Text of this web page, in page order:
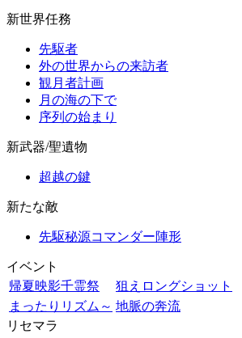
新世界任務
先駆者
外の世界からの来訪者
観月者計画
月の海の下で
序列の始まり
新武器/聖遺物
超越の鍵
新たな敵
先駆秘源コマンダー陣形
イベント
帰夏映影千霊祭
狙えロングショット
まったりリズム～ 地脈の奔流
リセマラ